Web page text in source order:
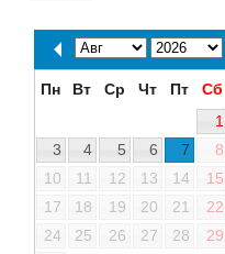
Пн Вт Ср Чт Пт Сб
1
3
4 5 6 7 8
10
11 12 13 14 15
17
18 19 20 21 22
24
25 26 27 28 29